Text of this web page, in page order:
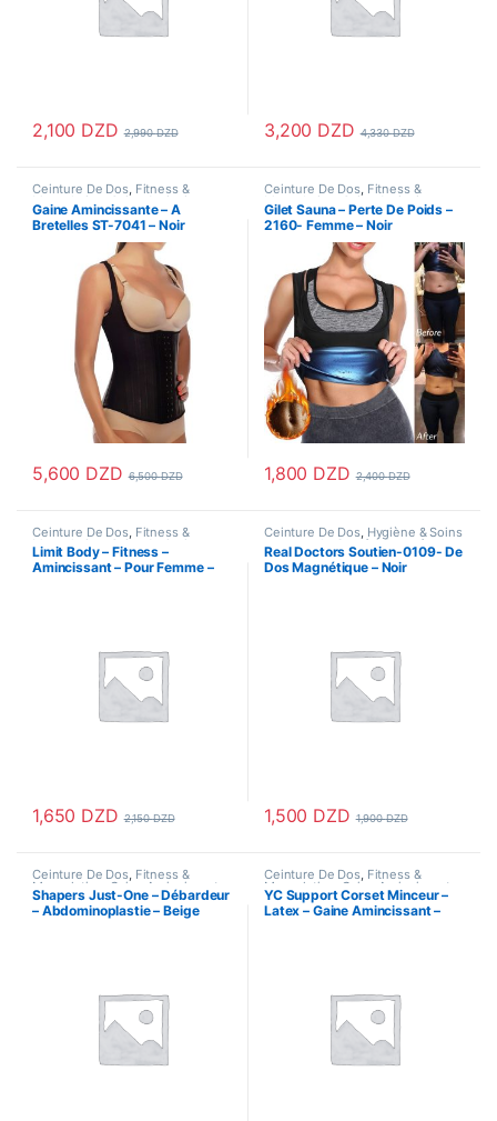
2,100 DZD 2,990DZD
Ce produit a plusieurs variations. Les options peuvent être
3,200 DZD 4,330DZD
Ce produit a plusieurs
Ceinture De Dos, Fitness &
Musculation Gaine Amincissante
Hygiène & Soins personnels
Santé & Beauté,Santé & Premiers
Gaine Amincissante – A
Bretelles ST-7041 – Noir
5,600 DZD 6,500DZD
Ce produit a plusieurs variations. Les options peuvent être
Ceinture De Dos, Fitness &
Musculation Gaine Amincissante
Hygiène & Soins personnels,
Mode Femme,Santé & Beauté
Vetements Femme
Gilet Sauna – Perte De Poids –
2160- Femme – Noir
1,800 DZD 2,400DZD
Ce produit a plusieurs
Ceinture De Dos, Fitness &
Musculation Gaine Amincissante
Hygiène & Soins personnels
Santé & Beauté ,Santé & Premiers
Limit Body – Fitness –
Amincissant – Pour Femme –
1,650 DZD 2,150DZD
Ce produit a plusieurs variations. Les options peuvent être
Ceinture De Dos, Hygiène & Soins
personnels Santé & Beauté
Santé & Premiers Soins,Sport &
Santé
Real Doctors Soutien-0109- De
Dos Magnétique – Noir
1,500 DZD 1,900DZD
Ceinture De Dos, Fitness &
Musculation Gaine Amincissante
Hygiène & Soins personnels,
Mode Femme,Santé & Beauté
Santé & Premiers Soins Sport &
Shapers Just-One – Débardeur
– Abdominoplastie – Beige
Ceinture De Dos, Fitness &
Musculation Gaine Amincissante
Hygiène & Soins personnels,
Santé & Beauté,Santé & Premiers
YC Support Corset Minceur –
Latex – Gaine Amincissant –